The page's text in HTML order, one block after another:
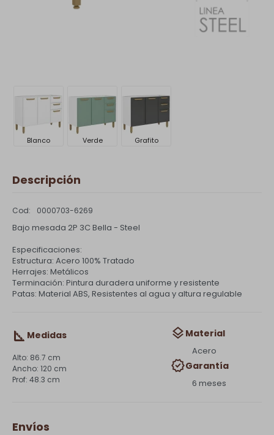
Blanco Verde Grafito
Descripción
0000703-6269
Bajo mesada 2P 3C Bella - Steel
Especificaciones:
Estructura: Acero 100% Tratado
Herrajes: Metálicos
Terminación: Pintura duradera uniforme y resistente
Patas: Material ABS, Resistentes al agua y altura regulable
Medidas
86.7 cm
120 cm
48.3 cm
Material
Acero
Garantía
6 meses
Envíos